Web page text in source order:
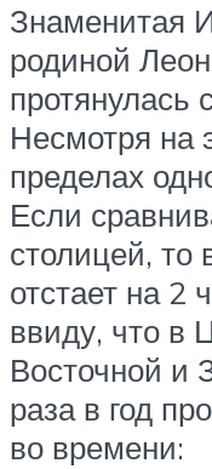
Знаменитая
родиной
протянулась
Несмотря на
пределах
Если
столицей, то
отстает на 2
ввиду, что в
Восточной и
раза в год
во времени: